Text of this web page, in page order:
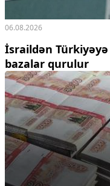
06.08.2026
İsraildən
bazalar qurulur